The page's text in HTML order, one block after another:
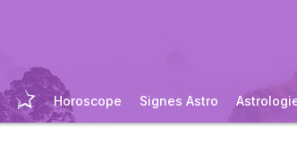
Horoscope Signes Astro